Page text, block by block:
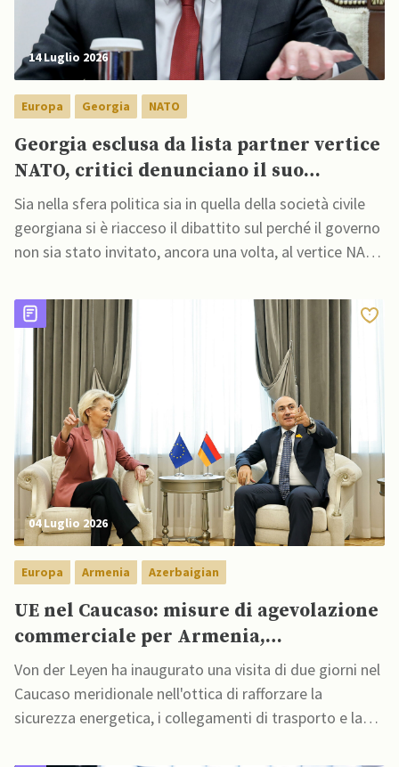
14 Luglio 2026
Europa Georgia NATO
Georgia esclusa da lista partner vertice
NATO, critici denunciano il suo
isolamento
Sia nella sfera politica sia in quella della società civile
georgiana si è riacceso il dibattito sul perché il governo
non sia stato invitato, ancora una volta, al vertice NATO
04 Luglio 2026
Europa Armenia Azerbaigian
UE nel Caucaso: misure di agevolazione
commerciale per Armenia,
rafforzamento sicurezza energetica con
Azerbaigian
Von der Leyen ha inaugurato una visita di due giorni nel
Caucaso meridionale nell'ottica di rafforzare la
sicurezza energetica, i collegamenti di trasporto e la